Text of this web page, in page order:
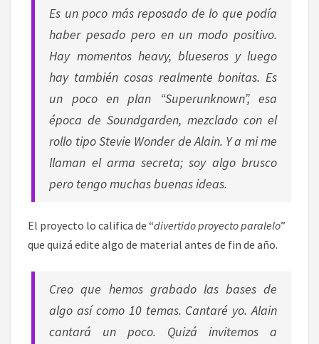
Es un poco más reposado de lo que podía
haber pesado pero en un modo positivo.
Hay momentos heavy, blueseros y luego
hay también cosas realmente bonitas. Es
un poco en plan “Superunknown”, esa
época de Soundgarden, mezclado con el
rollo tipo Stevie Wonder de Alain. Y a mi me
llaman el arma secreta; soy algo brusco
pero tengo muchas buenas ideas.
El proyecto lo califica de “divertido proyecto paralelo”
que quizá edite algo de material antes de fin de año.
Creo que hemos grabado las bases de
algo así como 10 temas. Cantaré yo. Alain
cantará un poco. Quizá invitemos a